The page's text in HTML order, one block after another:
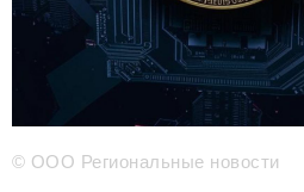
广告部
reklama@business-magazine.online
发行部/编辑订阅
podpiska@business-magazine.online
partner@business-magazine.online
© ООО Региональные новости